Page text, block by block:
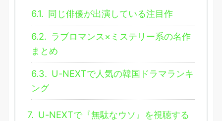
6.1. 同じ俳優が出演している注目作
6.2. ラブロマンス×ミステリー系の名作
まとめ
6.3. U-NEXTで人気の韓国ドラマランキ
ング
7. U-NEXTで『無駄なウソ』を視聴する